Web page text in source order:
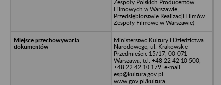
Zespoły Polskich Producentów
Filmowych w Warszawie;
Przedsiębiorstwie Realizacji Filmów
Zespoły Filmowe w Warszawie)
Ministerstwo Kultury i Dziedzictwa
Narodowego, ul. Krakowskie
Przedmieście 15/17, 00-071
Warszawa, tel. +48 22 42 10 500,
+48 22 42 10 179, e-mail:
esp@kultura.gov.pl,
www.gov.pl/kultura